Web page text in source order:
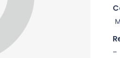
–